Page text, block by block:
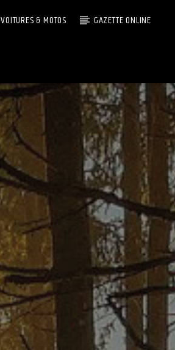
VOITURES & MOTOS GAZETTE ONLINE